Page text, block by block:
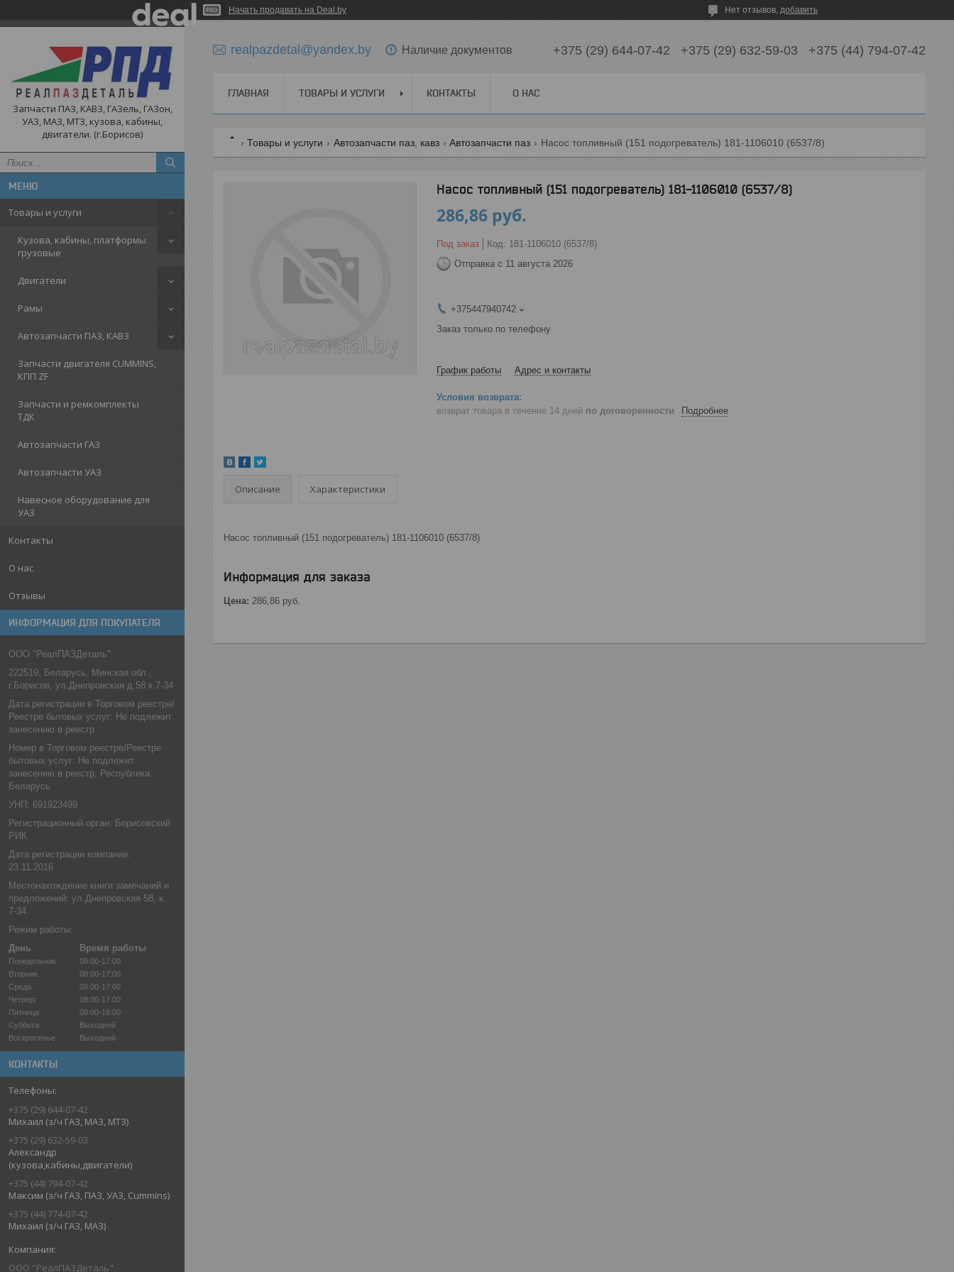
Начать продавать на Deal.by Нет отзывов, добавить
Запчасти ПАЗ, КАВЗ, ГАЗель, ГАЗон,
УАЗ, МАЗ, МТЗ, кузова, кабины,
двигатели. (г.Борисов)
Товары и услуги
Кузова, кабины, платформы
грузовые
Двигатели
Рамы
Автозапчасти ПАЗ, КАВЗ
Запчасти двигателя CUMMINS,
КПП ZF
Запчасти и ремкомплекты
ТДК
Автозапчасти ГАЗ
Автозапчасти УАЗ
Навесное оборудование для
УАЗ
Контакты
О нас
Отзывы
ИНФОРМАЦИЯ ДЛЯ ПОКУПАТЕЛЯ
ООО "РеалПАЗДеталь"
222519, Беларусь, Минская обл.,
г.Борисов, ул.Днепровская д.58 к.7-34
Дата регистрации в Торговом реестре/
Реестре бытовых услуг: Не подлежит
занесению в реестр
Номер в Торговом реестре/Реестре
бытовых услуг: Не подлежит
занесению в реестр, Республика
Беларусь
УНП: 691923499
Регистрационный орган: Борисовский
РИК
Дата регистрации компании:
23.11.2016
Местонахождение книги замечаний и
предложений: ул.Днепровская 58, к.
7-34
Режим работы:
День
Время работы
Понедельник
08:00-17:00
Вторник
08:00-17:00
Среда
08:00-17:00
Четверг
08:00-17:00
Пятница
08:00-16:00
Суббота
Выходной
Воскресенье
Выходной
КОНТАКТЫ
+375 (29) 644-07-42
Михаил (з/ч ГАЗ, МАЗ, МТЗ)
+375 (29) 632-59-03
Александр
(кузова,кабины,двигатели)
+375 (44) 794-07-42
Максим (з/ч ГАЗ, ПАЗ, УАЗ, Cummins)
+375 (44) 774-07-42
Михаил (з/ч ГАЗ, МАЗ)
ООО "РеалПАЗДеталь"
realpazdetal@yandex.by Наличие документов +375 (29) 644-07-42 +375 (29) 632-59-03 +375 (44) 794-07-42
ГЛАВНАЯ ТОВАРЫ И УСЛУГИ КОНТАКТЫ О НАС
Товары и услуги Автозапчасти паз, кавз Автозапчасти паз Насос топливный (151 подогреватель) 181-1106010 (6537/8)
Насос топливный (151 подогреватель) 181-1106010 (6537/8)
286,86 руб.
Под заказ Код: 181-1106010 (6537/8)
Отправка с 11 августа 2026
+375447940742
Заказ только по телефону
График работы Адрес и контакты
возврат товара в течение 14 дней по договоренности Подробнее
Описание Характеристики
Насос топливный (151 подогреватель) 181-1106010 (6537/8)
Информация для заказа
Цена: 286,86 руб.